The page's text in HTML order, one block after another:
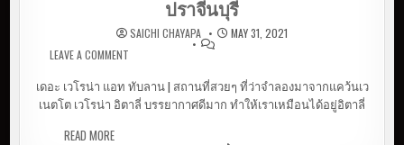
ปราจีนบุรี
SAICHI CHAYAPA
MAY 31, 2021
LEAVE A COMMENT ON ไปตามหารักแท้ ที่ เดอะเวโรน่า แอท ทับลาน |
เดอะ เวโรน่า แอท ทับลาน | สถานที่สวยๆ ที่ว่าจำลองมาจากแคว้นเว
เนตโต เวโรน่า อิตาลี่ บรรยากาศดีมาก ทำให้เราเหมือนได้อยู่อิตาลี่
READ MOREไปตามหารักแท้ ที่ เดอะเวโรน่า แอท ทับลาน |